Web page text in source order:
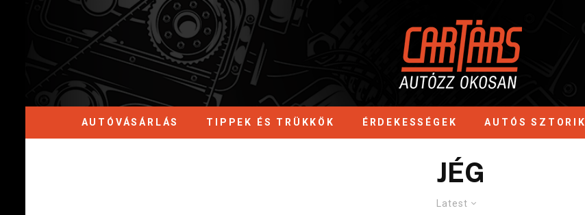
AUTÓVÁSÁRLÁS TIPPEK ÉS TRÜKKÖK ÉRDEKESSÉGEK AUTÓS SZTORIK
JÉG
Latest